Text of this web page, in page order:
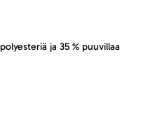
ja 35 % puuvillaa